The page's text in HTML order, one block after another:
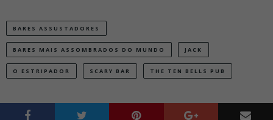
BARES ASSUSTADORES
BARES MAIS ASSOMBRADOS DO MUNDO JACK
O ESTRIPADOR SCARY BAR THE TEN BELLS PUB